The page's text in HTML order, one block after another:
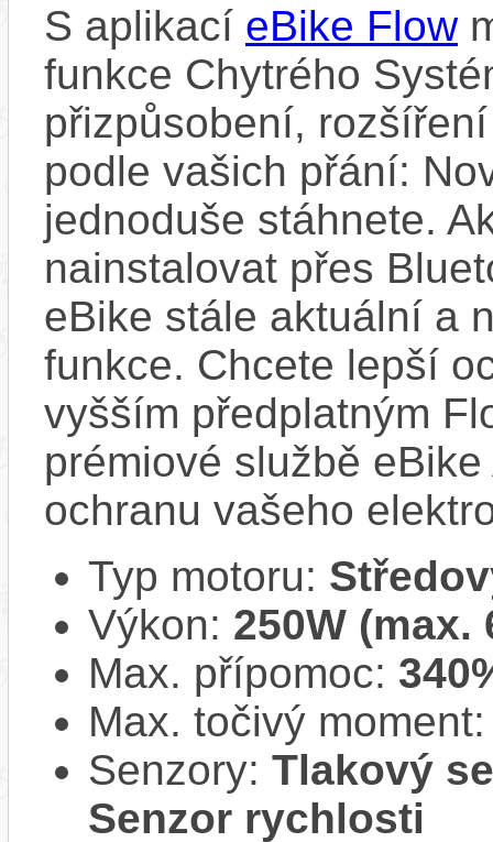
S aplikací eBike Flow
funkce Chytrého
přizpůsobení,
podle vašich přání:
jednoduše stáhnete.
nainstalovat přes
eBike stále aktuální a
funkce. Chcete lepší
vyšším předplatným
prémiové službě
ochranu vašeho
Typ motoru:
Výkon: 250W (max.
Max. přípomoc:
Max. točivý
Senzory: Tlakový
Senzor rychlosti